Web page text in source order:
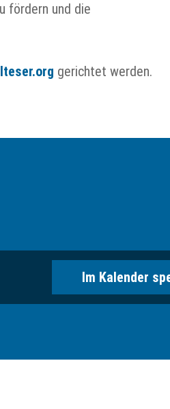
fördern und die
gerichtet werden.
Im Kalender